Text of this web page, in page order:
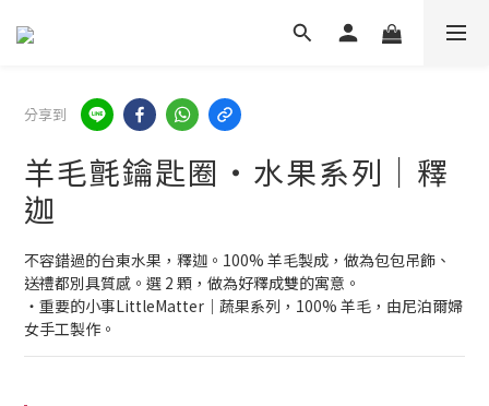
分享到
羊毛氈鑰匙圈・水果系列｜釋
迦
不容錯過的台東水果，釋迦。100% 羊毛製成，做為包包吊飾、
送禮都別具質感。選 2 顆，做為好釋成雙的寓意。
・重要的小事LittleMatter｜蔬果系列，100% 羊毛，由尼泊爾婦
女手工製作。